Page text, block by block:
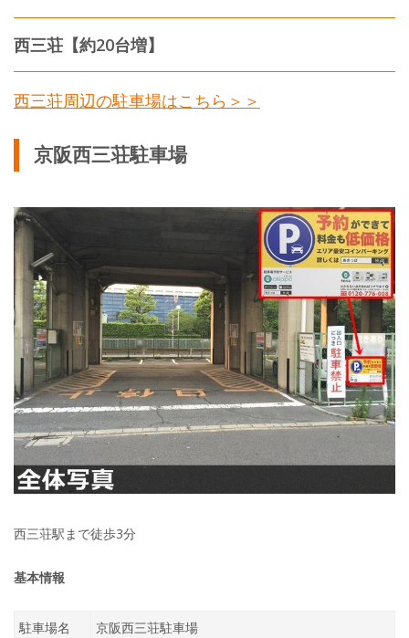
西三荘【約20台増】
西三荘周辺の駐車場はこちら＞＞
京阪西三荘駐車場
西三荘駅まで徒歩3分
基本情報
駐車場名
京阪西三荘駐車場